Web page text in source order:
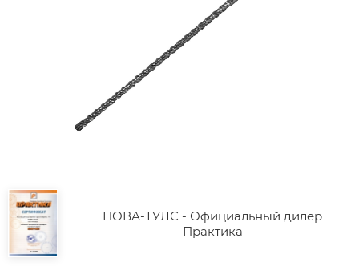
НОВА-ТУЛС - Официальный дилер
Практика